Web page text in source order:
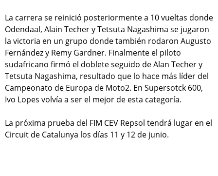
La carrera se reinició posteriormente a 10 vueltas donde
Odendaal, Alain Techer y Tetsuta Nagashima se jugaron
la victoria en un grupo donde también rodaron Augusto
Fernández y Remy Gardner. Finalmente el piloto
sudafricano firmó el doblete seguido de Alan Techer y
Tetsuta Nagashima, resultado que lo hace más líder del
Campeonato de Europa de Moto2. En Supersotck 600,
Ivo Lopes volvía a ser el mejor de esta categoría.
La próxima prueba del FIM CEV Repsol tendrá lugar en el
Circuit de Catalunya los días 11 y 12 de junio.